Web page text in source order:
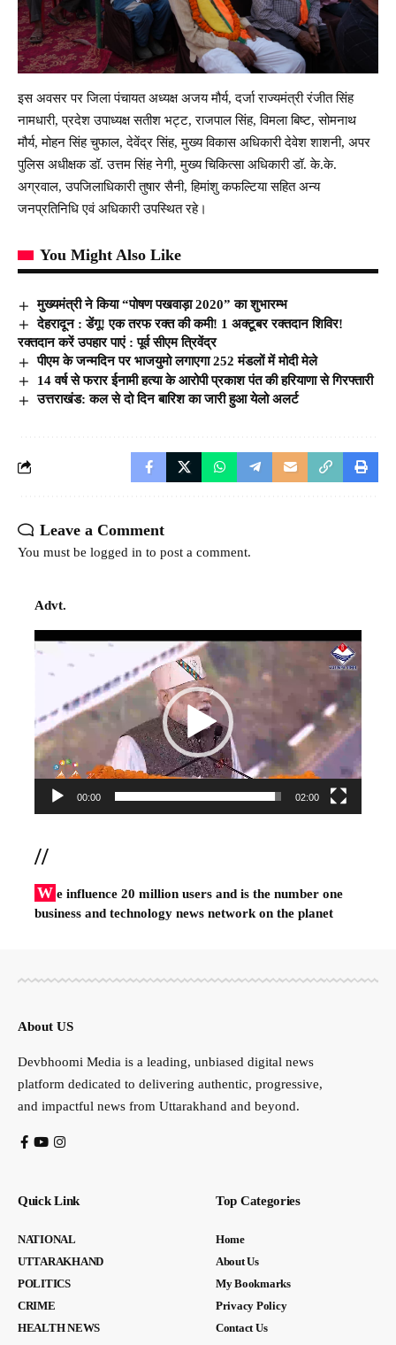
इस अवसर पर जिला पंचायत अध्यक्ष अजय मौर्य, दर्जा राज्यमंत्री रंजीत सिंह
नामधारी, प्रदेश उपाध्यक्ष सतीश भट्ट, राजपाल सिंह, विमला बिष्ट, सोमनाथ
मौर्य, मोहन सिंह चुफाल, देवेंद्र सिंह, मुख्य विकास अधिकारी देवेश शाशनी, अपर
पुलिस अधीक्षक डॉ. उत्तम सिंह नेगी, मुख्य चिकित्सा अधिकारी डॉ. के.के.
अग्रवाल, उपजिलाधिकारी तुषार सैनी, हिमांशु कफल्टिया सहित अन्य
जनप्रतिनिधि एवं अधिकारी उपस्थित रहे।
You Might Also Like
मुख्यमंत्री ने किया “पोषण पखवाड़ा 2020” का शुभारम्भ
देहरादून : डेंगू! एक तरफ रक्त की कमी! 1 अक्टूबर रक्तदान शिविर!
रक्तदान करें उपहार पाएं : पूर्व सीएम त्रिवेंद्र
पीएम के जन्मदिन पर भाजयुमो लगाएगा 252 मंडलों में मोदी मेले
14 वर्ष से फरार ईनामी हत्या के आरोपी प्रकाश पंत की हरियाणा से गिरफ्तारी
उत्तराखंड: कल से दो दिन बारिश का जारी हुआ येलो अलर्ट
Leave a Comment
You must be logged in to post a comment.
Advt.
Video
00:00 02:00
//
W e influence 20 million users and is the number one
business and technology news network on the planet
About US
Devbhoomi Media is a leading, unbiased digital news
platform dedicated to delivering authentic, progressive,
and impactful news from Uttarakhand and beyond.
Quick Link
NATIONAL
UTTARAKHAND
POLITICS
CRIME
HEALTH NEWS
Top Categories
Home
About Us
My Bookmarks
Privacy Policy
Contact Us